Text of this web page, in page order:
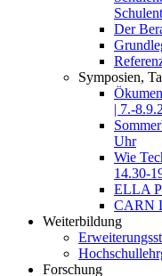
Der
Symposien,
| 7.-
Uhr
Wie
14.30-
ELLA
CARN
Weiterbildung
Forschung